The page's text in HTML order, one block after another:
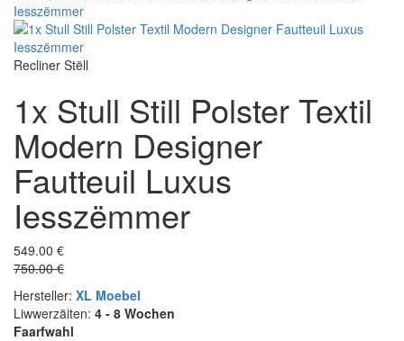
Recliner Stëll
1x Stull Still Polster Textil
Modern Designer
Fautteuil Luxus
Iesszëmmer
549.00 €
750.00 €
Hersteller: XL Moebel
Liwwerzäiten: 4 - 8 Wochen
Faarfwahl